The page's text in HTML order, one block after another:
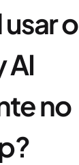
o
AI
no